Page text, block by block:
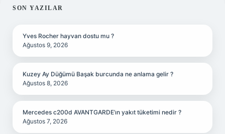
SIDEBAR
SON YAZILAR
Yves Rocher hayvan dostu mu ?
Ağustos 9, 2026
Kuzey Ay Düğümü Başak burcunda ne anlama gelir ?
Ağustos 8, 2026
Mercedes c200d AVANTGARDE’ın yakıt tüketimi nedir ?
Ağustos 7, 2026